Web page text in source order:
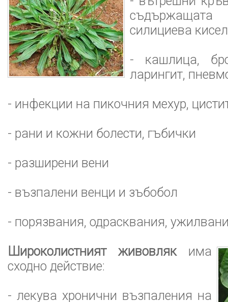
силициева
- кашлица,
ларингит,
- инфекции на пикочния мехур,
- рани и кожни болести, гъбички
- разширени вени
- възпалени венци и зъбобол
- порязвания, одрасквания,
Широколистният живовлякима
сходно действие:
- лекува хронични възпаления на